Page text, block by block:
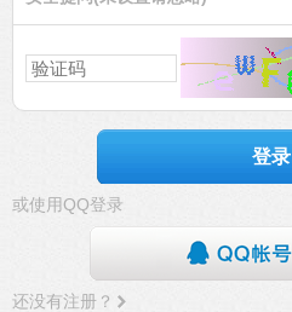
登录
或使用QQ登录
还没有注册？